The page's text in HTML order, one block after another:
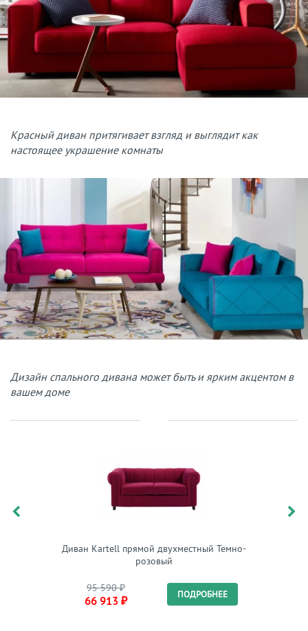
Красный диван притягивает взгляд и выглядит как
настоящее украшение комнаты
Дизайн спального дивана может быть и ярким акцентом в
вашем доме
Диван Kartell прямой двухместный Темно-
розовый
95 590 ₽
66 913 ₽ ПОДРОБНЕЕ